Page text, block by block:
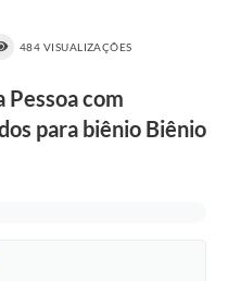
484 VISUALIZAÇÕES
Pessoa com
para biênio Biênio